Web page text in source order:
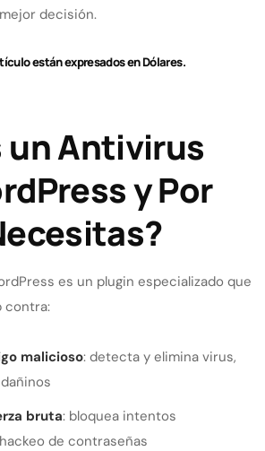
decisión.
están expresados en Dólares.
un Antivirus
y Por
es un plugin especializado que
contra:
malicioso: detecta y elimina virus,
bruta: bloquea intentos
de contraseñas